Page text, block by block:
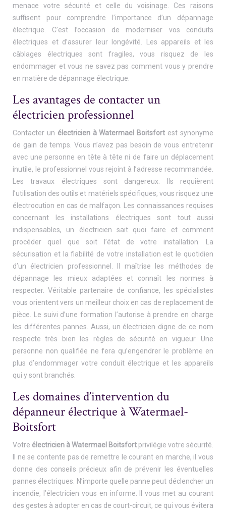
menace votre sécurité et celle du voisinage. Ces raisons
suffisent pour comprendre l’importance d’un dépannage
électrique. C’est l’occasion de moderniser vos conduits
électriques et d’assurer leur longévité. Les appareils et les
câblages électriques sont fragiles, vous risquez de les
endommager et vous ne savez pas comment vous y prendre
en matière de dépannage électrique.
Les avantages de contacter un
électricien professionnel
Contacter un électricien à Watermael Boitsfort est synonyme
de gain de temps. Vous n’avez pas besoin de vous entretenir
avec une personne en tête à tête ni de faire un déplacement
inutile, le professionnel vous rejoint à l’adresse recommandée.
Les travaux électriques sont dangereux. Ils requièrent
l’utilisation des outils et matériels spécifiques, vous risquez une
électrocution en cas de malfaçon. Les connaissances requises
concernant les installations électriques sont tout aussi
indispensables, un électricien sait quoi faire et comment
procéder quel que soit l’état de votre installation. La
sécurisation et la fiabilité de votre installation est le quotidien
d’un électricien professionnel. Il maîtrise les méthodes de
dépannage les mieux adaptées et connaît les normes à
respecter. Véritable partenaire de confiance, les spécialistes
vous orientent vers un meilleur choix en cas de replacement de
pièce. Le suivi d’une formation l’autorise à prendre en charge
les différentes pannes. Aussi, un électricien digne de ce nom
respecte très bien les règles de sécurité en vigueur. Une
personne non qualifiée ne fera qu’engendrer le problème en
plus d’endommager votre conduit électrique et les appareils
qui y sont branchés.
Les domaines d’intervention du
dépanneur électrique à Watermael-
Boitsfort
Votre électricien à Watermael Boitsfort privilégie votre sécurité.
Il ne se contente pas de remettre le courant en marche, il vous
donne des conseils précieux afin de prévenir les éventuelles
pannes électriques. N’importe quelle panne peut déclencher un
incendie, l’électricien vous en informe. Il vous met au courant
des gestes à adopter en cas de court-circuit, ce qui vous évitera